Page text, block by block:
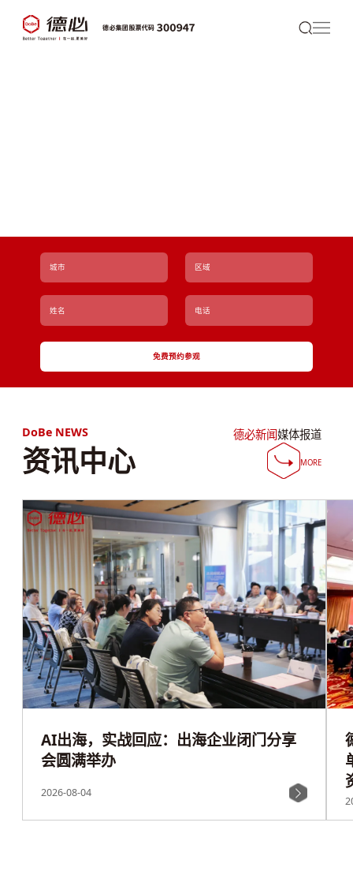
免费预约参观
DoBe NEWS
资讯中心
德必新闻媒体报道
MORE
AI出海，实战回应：出海企业闭门分享
会圆满举办
2026-08-04